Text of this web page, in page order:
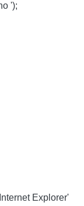
');
Explorer'